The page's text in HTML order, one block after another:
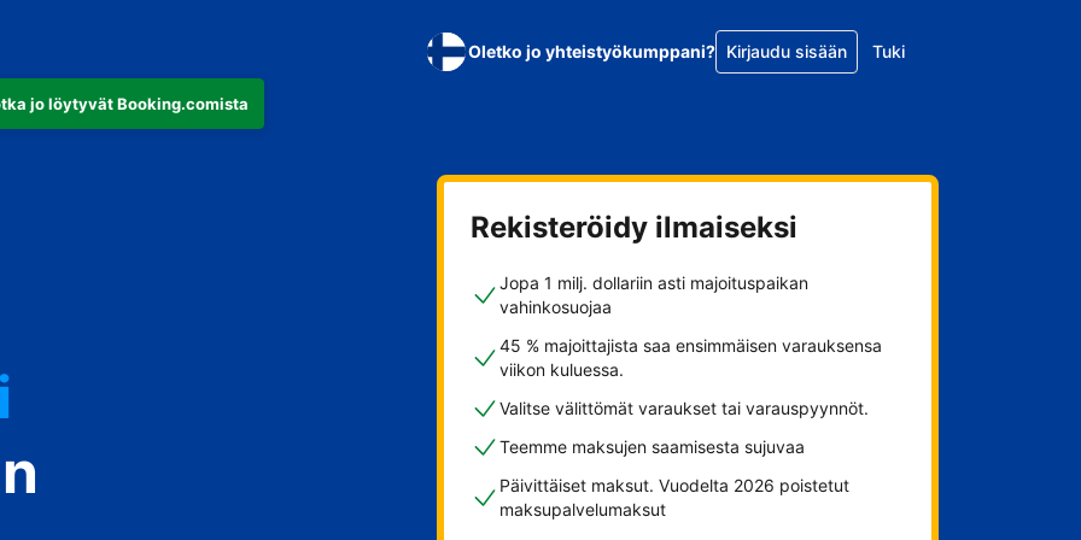
jo löytyvät Booking.comista
Oletko jo yhteistyökumppani? Kirjaudu sisään Tuki
Rekisteröidy ilmaiseksi
Jopa 1 milj. dollariin asti majoituspaikan
vahinkosuojaa
45 % majoittajista saa ensimmäisen varauksensa
viikon kuluessa.
Valitse välittömät varaukset tai varauspyynnöt.
Teemme maksujen saamisesta sujuvaa
Päivittäiset maksut. Vuodelta 2026 poistetut
maksupalvelumaksut